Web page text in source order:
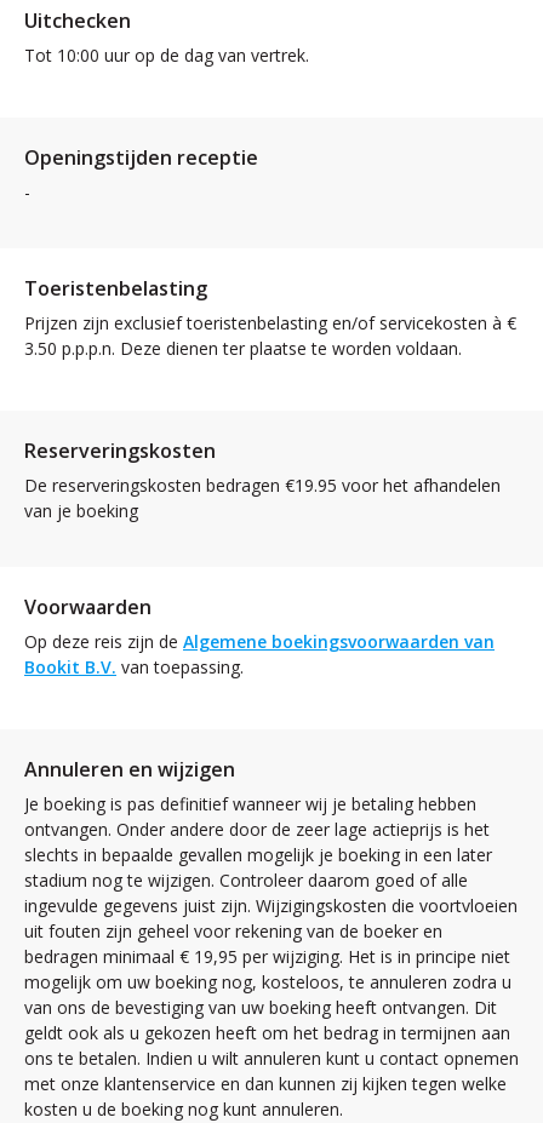
Uitchecken
Tot 10:00 uur op de dag van vertrek.
Openingstijden receptie
-
Toeristenbelasting
Prijzen zijn exclusief toeristenbelasting en/of servicekosten à €
3.50 p.p.p.n. Deze dienen ter plaatse te worden voldaan.
Reserveringskosten
De reserveringskosten bedragen €19.95 voor het afhandelen
van je boeking
Voorwaarden
Op deze reis zijn de Algemene boekingsvoorwaarden van
Bookit B.V. van toepassing.
Annuleren en wijzigen
Je boeking is pas definitief wanneer wij je betaling hebben
ontvangen. Onder andere door de zeer lage actieprijs is het
slechts in bepaalde gevallen mogelijk je boeking in een later
stadium nog te wijzigen. Controleer daarom goed of alle
ingevulde gegevens juist zijn. Wijzigingskosten die voortvloeien
uit fouten zijn geheel voor rekening van de boeker en
bedragen minimaal € 19,95 per wijziging. Het is in principe niet
mogelijk om uw boeking nog, kosteloos, te annuleren zodra u
van ons de bevestiging van uw boeking heeft ontvangen. Dit
geldt ook als u gekozen heeft om het bedrag in termijnen aan
ons te betalen. Indien u wilt annuleren kunt u contact opnemen
met onze klantenservice en dan kunnen zij kijken tegen welke
kosten u de boeking nog kunt annuleren.